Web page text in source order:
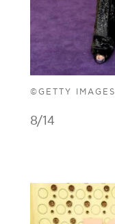
©GETTY IMAGES
8/14